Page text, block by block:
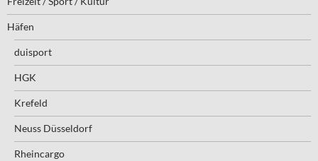
Häfen
duisport
HGK
Krefeld
Neuss Düsseldorf
Rheincargo